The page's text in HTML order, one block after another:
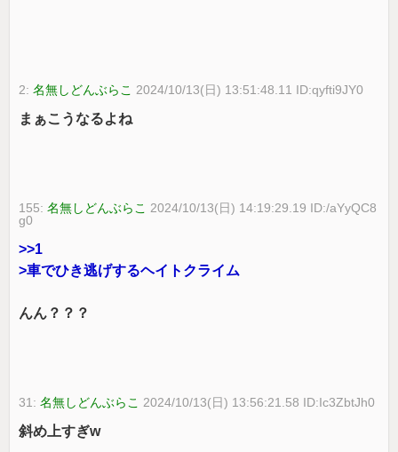
2:名無しどんぶらこ 2024/10/13(日) 13:51:48.11 ID:qyfti9JY0
まぁこうなるよね
155:名無しどんぶらこ 2024/10/13(日) 14:19:29.19 ID:/aYyQC8
g0
>>1
>車でひき逃げするヘイトクライム
んん？？？
31:名無しどんぶらこ 2024/10/13(日) 13:56:21.58 ID:Ic3ZbtJh0
斜め上すぎw